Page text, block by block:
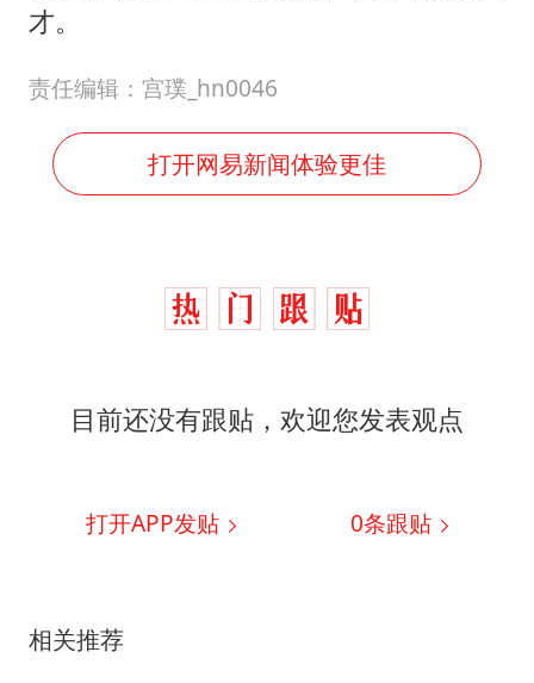
才。
责任编辑：宫璞_hn0046
打开网易新闻体验更佳
目前还没有跟贴，欢迎您发表观点
打开APP发贴 0条跟贴
相关推荐